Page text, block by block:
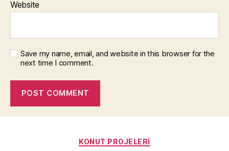
Website
Save my name, email, and website in this browser for the
next time I comment.
Categories
KONUT PROJELERI